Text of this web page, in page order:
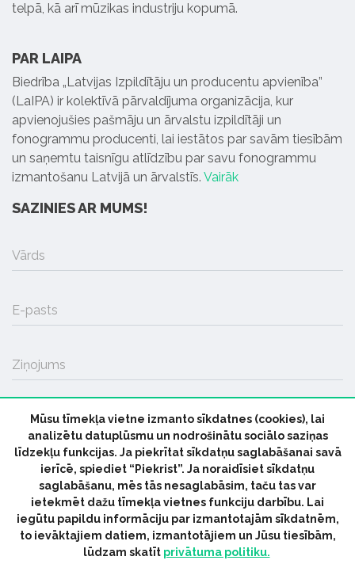
telpā, kā arī mūzikas industriju kopumā.
PAR LAIPA
Biedrība „Latvijas Izpildītāju un producentu apvienība”
(LaIPA) ir kolektīvā pārvaldījuma organizācija, kur
apvienojušies pašmāju un ārvalstu izpildītāji un
fonogrammu producenti, lai iestātos par savām tiesībām
un saņemtu taisnīgu atlīdzību par savu fonogrammu
izmantošanu Latvijā un ārvalstīs. Vairāk
SAZINIES AR MUMS!
Vārds
E-pasts
Ziņojums
SŪTĪT
© 2026 parmuziku.lv, visas tiesības paturētas
ParMuziku.lv Mūzikas Ziņas Industrijas Ziņas
Mūsu tīmekļa vietne izmanto sīkdatnes (cookies), lai
analizētu datuplūsmu un nodrošinātu sociālo saziņas
līdzekļu funkcijas. Ja piekrītat sīkdatņu saglabāšanai savā
ierīcē, spiediet “Piekrist”. Ja noraidīsiet sīkdatņu
saglabāšanu, mēs tās nesaglabāsim, taču tas var
ietekmēt dažu tīmekļa vietnes funkciju darbību. Lai
iegūtu papildu informāciju par izmantotajām sīkdatnēm,
to ievāktajiem datiem, izmantotājiem un Jūsu tiesībām,
lūdzam skatīt privātuma politiku.